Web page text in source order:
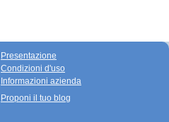
Presentazione
Condizioni d'uso
Informazioni azienda
Proponi il tuo blog